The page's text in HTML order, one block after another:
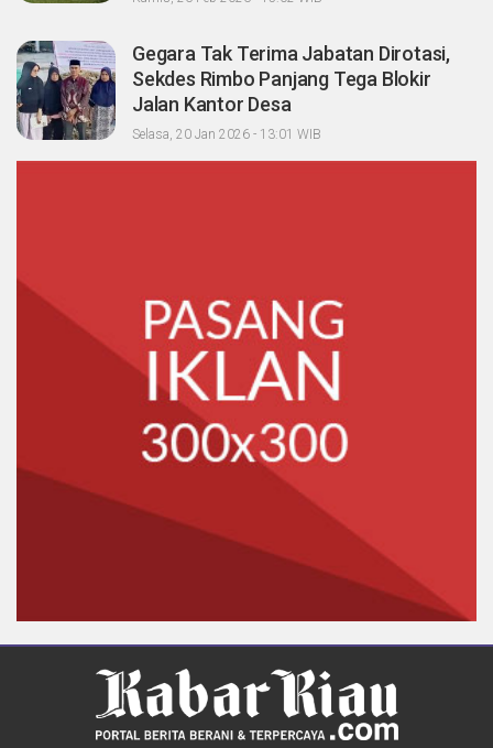
Gegara Tak Terima Jabatan Dirotasi,
Sekdes Rimbo Panjang Tega Blokir
Jalan Kantor Desa
Selasa, 20 Jan 2026 - 13:01 WIB